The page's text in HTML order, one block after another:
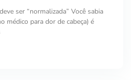
ser “normalizada” Você sabia
médico para dor de cabeça) é